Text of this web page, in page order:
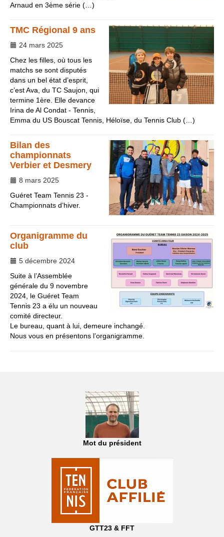
Arnaud en 3ème série (…)
TMC Régional 9 ans
24 mars 2025
Chez les filles, où tous les
matchs se sont disputés
dans un bel état d’esprit,
c’est Ava, du TC Saujon, qui
termine 1ère. Elle devance
Irina de Al Condat - Tennis,
Emma du US Bouscat Tennis, Héloïse, du Tennis Club (…)
Bilan des
championnats
Verbier et Desmery
8 mars 2025
Guéret Team Tennis 23 -
Championnats d’hiver.
Organigramme du
club
5 décembre 2024
Suite à l’Assemblée
générale du 9 novembre
2024, le Guéret Team
Tennis 23 a élu un nouveau
comité directeur.
Le bureau, quant à lui, demeure inchangé.
Nous vous en présentons l’organigramme.
Mot du président
GTT23 & FFT